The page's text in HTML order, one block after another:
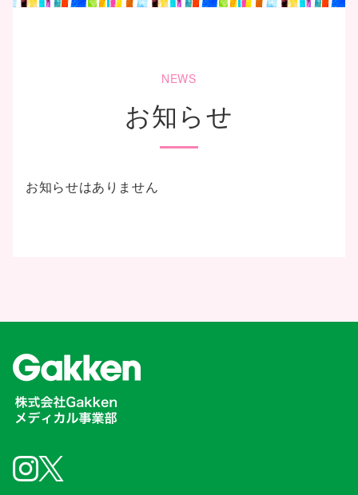
NEWS
お知らせ
お知らせはありません